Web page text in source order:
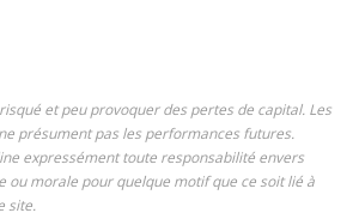
et peu provoquer des pertes de capital. Les
présument pas les performances futures.
expressément toute responsabilité envers
ou morale pour quelque motif que ce soit lié à
site.